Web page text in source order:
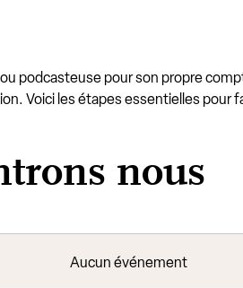
podcasteuse pour son propre
Voici les étapes essentielles pour
nous
Aucun événement